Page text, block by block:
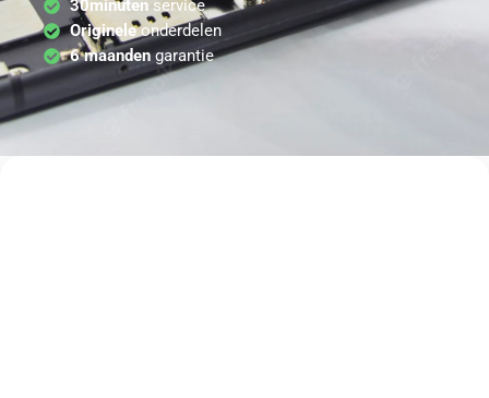
30minutenservice
Origineleonderdelen
6 maandengarantie